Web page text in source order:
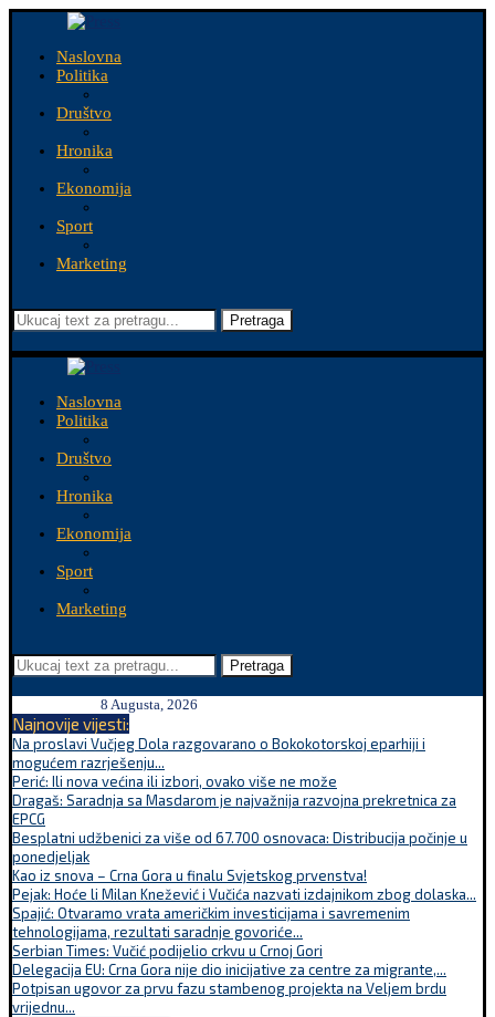
Naslovna
Politika
Društvo
Hronika
Ekonomija
Sport
Marketing
Pretraga
Naslovna
Politika
Društvo
Hronika
Ekonomija
Sport
Marketing
Pretraga
8 Augusta, 2026
Najnovije vijesti:
Na proslavi Vučjeg Dola razgovarano o Bokokotorskoj eparhiji i
mogućem razrješenju...
Perić: Ili nova većina ili izbori, ovako više ne može
Dragaš: Saradnja sa Masdarom je najvažnija razvojna prekretnica za
EPCG
Besplatni udžbenici za više od 67.700 osnovaca: Distribucija počinje u
ponedjeljak
Kao iz snova – Crna Gora u finalu Svjetskog prvenstva!
Pejak: Hoće li Milan Knežević i Vučića nazvati izdajnikom zbog dolaska...
Spajić: Otvaramo vrata američkim investicijama i savremenim
tehnologijama, rezultati saradnje govoriće...
Serbian Times: Vučić podijelio crkvu u Crnoj Gori
Delegacija EU: Crna Gora nije dio inicijative za centre za migrante,...
Potpisan ugovor za prvu fazu stambenog projekta na Veljem brdu
vrijednu...